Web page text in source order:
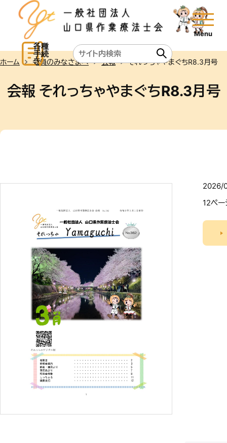
各種
手続
き
会報 それっちゃやまぐちR8.3月号
ホーム 会員のみなさまへ 会報 それっちゃやまぐちR8.3月号
2026/
12ペー